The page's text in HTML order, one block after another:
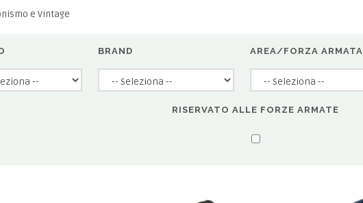
e Vintage
BRAND AREA/FORZA ARMATA
RISERVATO ALLE FORZE ARMATE